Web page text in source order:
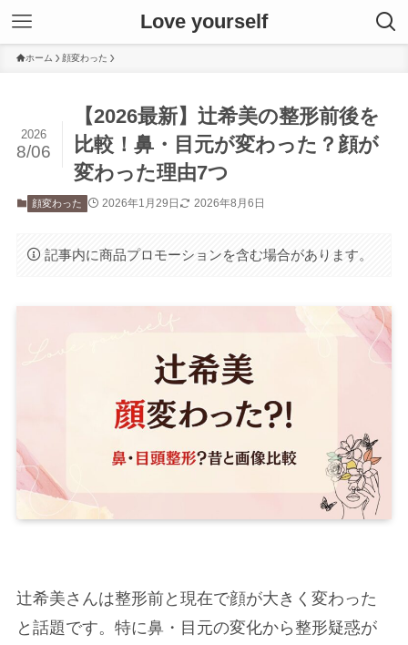
Love yourself
ホーム 顔変わった
【2026最新】辻希美の整形前後を
比較！鼻・目元が変わった？顔が
変わった理由7つ
2026
8/06
顔変わった 2026年1月29日 2026年8月6日
記事内に商品プロモーションを含む場合があります。
辻希美さんは整形前と現在で顔が大きく変わった
と話題です。特に鼻・目元の変化から整形疑惑が